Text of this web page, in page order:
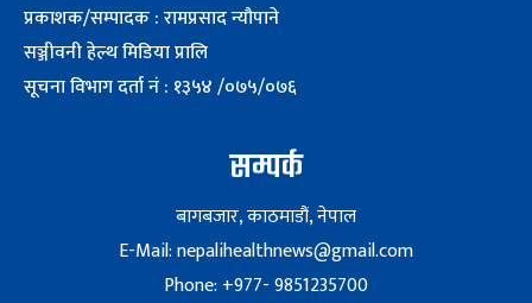
प्रकाशक/सम्पादक : रामप्रसाद न्यौपाने
सञ्जीवनी हेल्थ मिडिया प्रालि
सूचना विभाग दर्ता नं : १३५४ /०७५/०७६
सम्पर्क
बागबजार, काठमाडौं, नेपाल
E-Mail: nepalihealthnews@gmail.com
Phone: +977- 9851235700